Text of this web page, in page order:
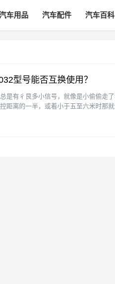
车用品 汽车配件 汽车百科
型号能否互换使用？
是有彳艮多小信号，就像是小偷偷走
距离的一半，或着小于五至六米时那
池寿命在2至3年，就···